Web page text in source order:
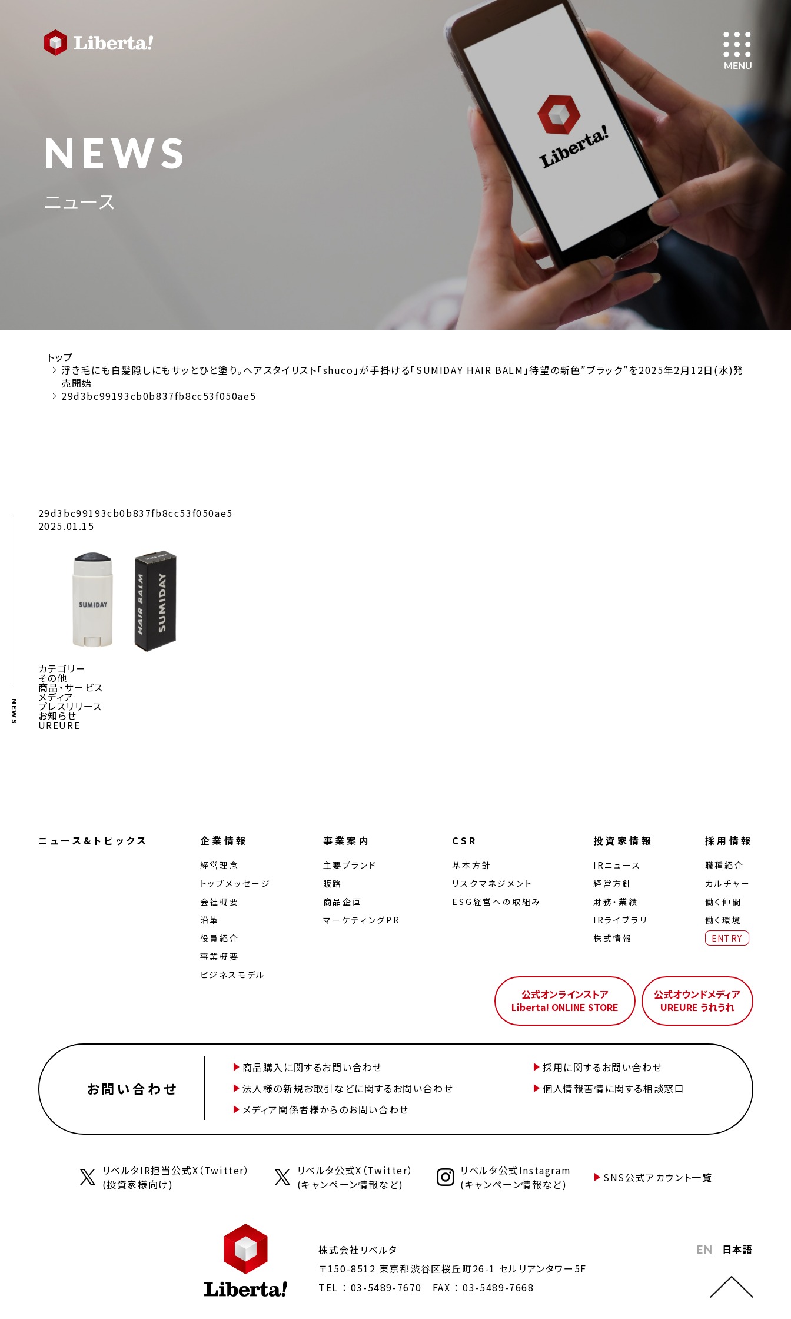
NEWS
ニュース
トップ
浮き毛にも白髪隠しにもサッとひと塗り。ヘアスタイリスト「shuco」が手掛ける「SUMIDAY HAIR BALM」待望の新色”ブラック”を2025年2月12日(水)発
売開始
29d3bc99193cb0b837fb8cc53f050ae5
NEWS
29d3bc99193cb0b837fb8cc53f050ae5
2025.01.15
カテゴリー
その他
商品・サービス
メディア
プレスリリース
お知らせ
UREURE
ニュース&トピックス 企業情報
経営理念
トップメッセージ
会社概要
沿革
役員紹介
事業概要
ビジネスモデル
事業案内
主要ブランド
販路
商品企画
マーケティングPR
CSR
基本方針
リスクマネジメント
ESG経営への取組み
投資家情報
IRニュース
経営⽅針
財務・業績
IRライブラリ
株式情報
採用情報
職種紹介
カルチャー
働く仲間
働く環境
ENTRY
公式オンラインストア
Liberta! ONLINE STORE
公式オウンドメディア
UREURE うれうれ
お問い合わせ
商品購入に関するお問い合わせ
採用に関するお問い合わせ
法人様の新規お取引などに関するお問い合わせ
個人情報苦情に関する相談窓口
メディア関係者様からのお問い合わせ
リベルタIR担当公式X（Twitter）
(投資家様向け)
リベルタ公式X（Twitter）
(キャンペーン情報など)
リベルタ公式Instagram
(キャンペーン情報など)
SNS公式アカウント一覧
EN 日本語
株式会社リベルタ
〒150-8512 東京都渋谷区桜丘町26-1 セルリアンタワー5F
TEL ： 03-5489-7670 FAX ： 03-5489-7668